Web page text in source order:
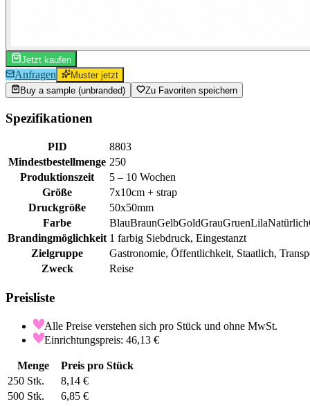
Jetzt kaufen
Anfragen
Muster jetzt
Buy a sample (unbranded)
Zu Favoriten speichern
Spezifikationen
PID
8803
Mindestbestellmenge 250
Produktionszeit
5 – 10 Wochen
Größe
7x10cm + strap
Druckgröße
50x50mm
Farbe
BlauBraunGelbGoldGrauGruenLilaNatürlich
Brandingmöglichkeit 1 farbig Siebdruck, Eingestanzt
Zielgruppe
Gastronomie, Öffentlichkeit, Staatlich,
Zweck
Reise
Preisliste
Alle Preise verstehen sich pro Stück und ohne MwSt.
Einrichtungspreis: 46,13 €
Menge
Preis pro Stück
250 Stk.
8,14 €
500 Stk.
6,85 €